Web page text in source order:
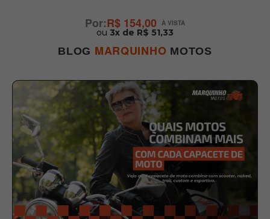
R$ 154,00
ou 3x de R$ 51,33
BLOG MARQUINHO MOTOS